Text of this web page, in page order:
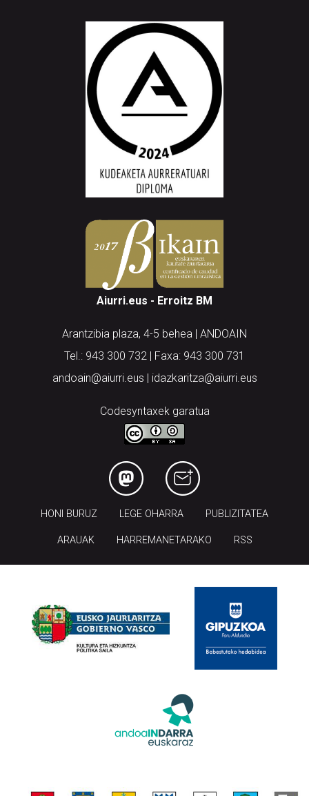
Aiurri.eus - Erroitz BM
Arantzibia plaza, 4-5 behea | ANDOAIN
Tel.: 943 300 732 | Faxa: 943 300 731
andoain@aiurri.eus | idazkaritza@aiurri.eus
Codesyntaxek garatua
HONI BURUZ LEGE OHARRA PUBLIZITATEA
ARAUAK HARREMANETARAKO RSS